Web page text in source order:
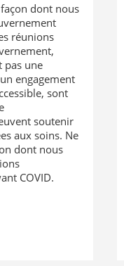
dont nous
réunions
pas une
engagement
sont
soutenir
aux soins. Ne
dont nous
COVID.